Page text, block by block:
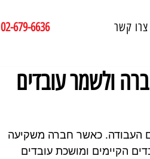
02-679-6636 צרו קשר
ולשמר עובדים
העבודה. כאשר חברה משקיעה
הקיימים ומושכת עובדים